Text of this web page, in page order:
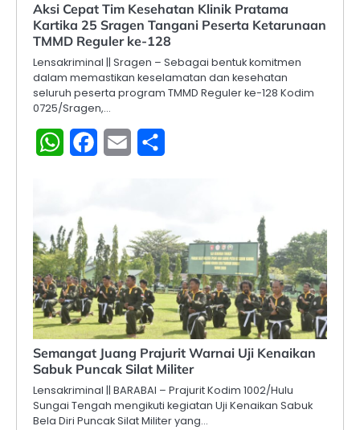
Aksi Cepat Tim Kesehatan Klinik Pratama
Kartika 25 Sragen Tangani Peserta Ketarunaan
TMMD Reguler ke-128
Lensakriminal || Sragen – Sebagai bentuk komitmen
dalam memastikan keselamatan dan kesehatan
seluruh peserta program TMMD Reguler ke-128 Kodim
0725/Sragen,…
WhatsAppFacebook
Email
Semangat Juang Prajurit Warnai Uji Kenaikan
Sabuk Puncak Silat Militer
Lensakriminal || BARABAI – Prajurit Kodim 1002/Hulu
Sungai Tengah mengikuti kegiatan Uji Kenaikan Sabuk
Bela Diri Puncak Silat Militer yang…